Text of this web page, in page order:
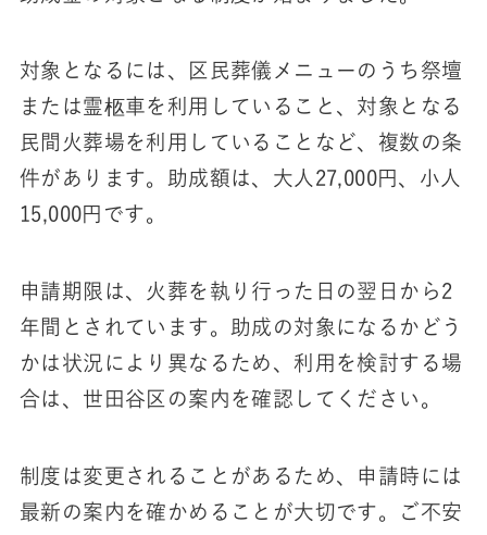
対象となるには、区民葬儀メニューのうち祭壇
または霊柩車を利用していること、対象となる
民間火葬場を利用していることなど、複数の条
件があります。助成額は、大人27,000円、小人
15,000円です。
申請期限は、火葬を執り行った日の翌日から2
年間とされています。助成の対象になるかどう
かは状況により異なるため、利用を検討する場
合は、世田谷区の案内を確認してください。
制度は変更されることがあるため、申請時には
最新の案内を確かめることが大切です。ご不安